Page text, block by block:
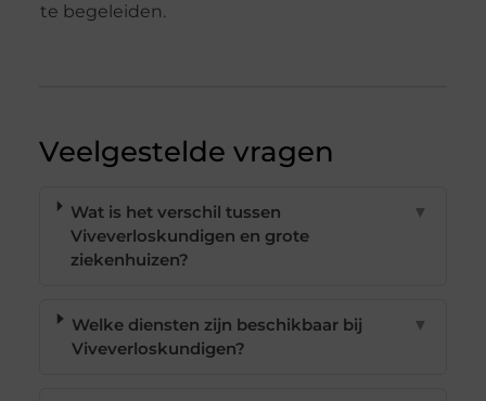
te begeleiden.
Veelgestelde vragen
Wat is het verschil tussen
Viveverloskundigen en grote
ziekenhuizen?
▼
Welke diensten zijn beschikbaar bij
Viveverloskundigen?
▼